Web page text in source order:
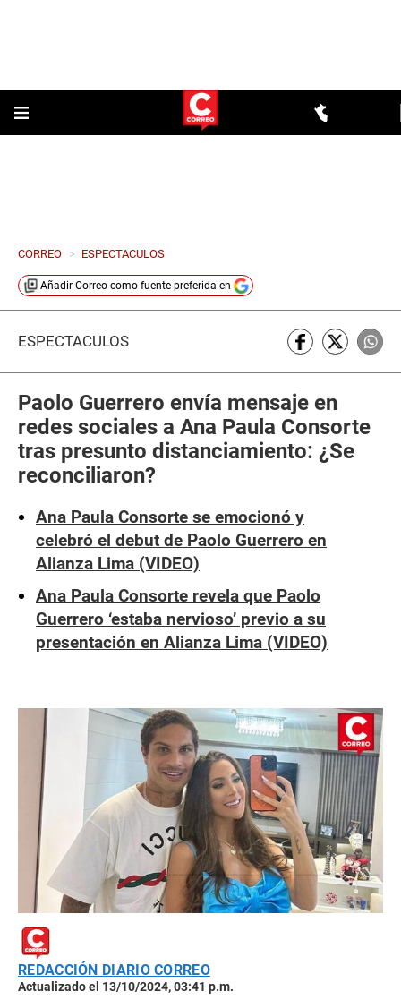
CORREO > ESPECTACULOS
Añadir Correo como fuente preferida en
ESPECTÁCULOS
Paolo Guerrero envía mensaje en
redes sociales a Ana Paula Consorte
tras presunto distanciamiento: ¿Se
reconciliaron?
Ana Paula Consorte se emocionó y
celebró el debut de Paolo Guerrero en
Alianza Lima (VIDEO)
Ana Paula Consorte revela que Paolo
Guerrero ‘estaba nervioso’ previo a su
presentación en Alianza Lima (VIDEO)
REDACCIÓN DIARIO CORREO
Actualizado el 13/10/2024, 03:41 p.m.